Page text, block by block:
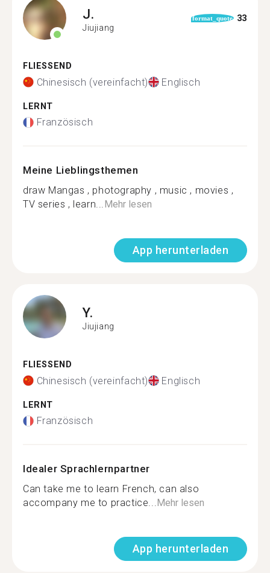
J.
Jiujiang
format_quote 33
FLIESSEND
Chinesisch (vereinfacht) Englisch
LERNT
Französisch
Meine Lieblingsthemen
draw Mangas , photography , music , movies ,
TV series , learn...Mehr lesen
App herunterladen
Y.
Jiujiang
FLIESSEND
Chinesisch (vereinfacht) Englisch
LERNT
Französisch
Idealer Sprachlernpartner
Can take me to learn French, can also
accompany me to practice...Mehr lesen
App herunterladen